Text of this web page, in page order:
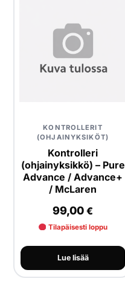
KONTROLLERIT
(OHJAINYKSIKÖT)
Kontrolleri
(ohjainyksikkö) – Pure
Advance / Advance+
/ McLaren
99,00 €
Tilapäisesti loppu
Lue lisää